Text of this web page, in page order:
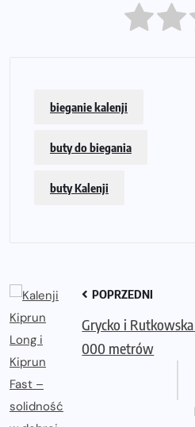
bieganie kalenji
buty do biegania
buty Kalenji
POPRZEDNI
Grycko i
000 metrów